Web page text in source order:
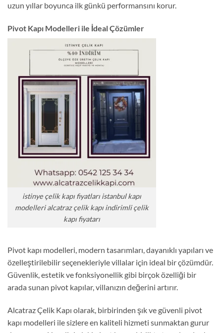
uzun yıllar boyunca ilk günkü performansını korur.
Pivot Kapı Modelleri ile İdeal Çözümler
istinye çelik kapı fiyatları istanbul kapı
modelleri alcatraz çelik kapı indirimli çelik
kapı fiyatarı
Pivot kapı modelleri, modern tasarımları, dayanıklı yapıları ve
özelleştirilebilir seçenekleriyle villalar için ideal bir çözümdür.
Güvenlik, estetik ve fonksiyonellik gibi birçok özelliği bir
arada sunan pivot kapılar, villanızın değerini artırır.
Alcatraz Çelik Kapı olarak, birbirinden şık ve güvenli pivot
kapı modelleri ile sizlere en kaliteli hizmeti sunmaktan gurur